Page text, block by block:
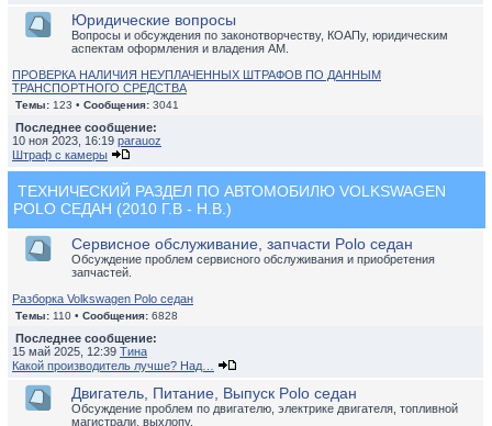
Юридические вопросы
Вопросы и обсуждения по законотворчеству, КОАПу, юридическим
аспектам оформления и владения АМ.
ПРОВЕРКА НАЛИЧИЯ НЕУПЛАЧЕННЫХ ШТРАФОВ ПО ДАННЫМ
ТРАНСПОРТНОГО СРЕДСТВА
Темы: 123 • Сообщения: 3041
Последнее сообщение:
10 ноя 2023, 16:19 parauoz
Штраф с камеры
ТЕХНИЧЕСКИЙ РАЗДЕЛ ПО АВТОМОБИЛЮ VOLKSWAGEN
POLO СЕДАН (2010 Г.В - Н.В.)
Сервисное обслуживание, запчасти Polo седан
Обсуждение проблем сервисного обслуживания и приобретения
запчастей.
Разборка Volkswagen Polo седан
Темы: 110 • Сообщения: 6828
Последнее сообщение:
15 май 2025, 12:39 Тина
Какой производитель лучше? Над…
Двигатель, Питание, Выпуск Polo седан
Обсуждение проблем по двигателю, электрике двигателя, топливной
магистрали, выхлопу.